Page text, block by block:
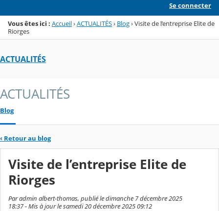
Se connecter
Vous êtes ici : Accueil›ACTUALITÉS› Blog›Visite de l’entreprise Elite de
Riorges
ACTUALITÉS
ACTUALITÉS
Blog
‹ Retour au blog
Visite de l’entreprise Elite de
Riorges
Par admin albert-thomas, publié le dimanche 7 décembre 2025
18:37 - Mis à jour le samedi 20 décembre 2025 09:12